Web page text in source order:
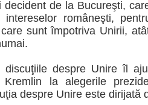
de la Bucureşti,
româneşti,
sunt împotriva Unirii,
discuţiile despre Unire îl
la alegerile
despre Unire este dirijată